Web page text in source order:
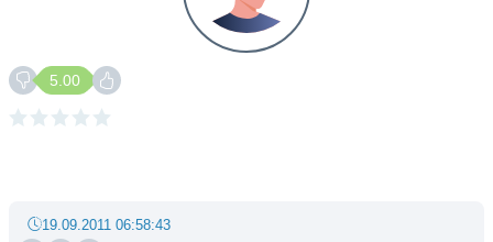
5.00
19.09.2011 06:58:43